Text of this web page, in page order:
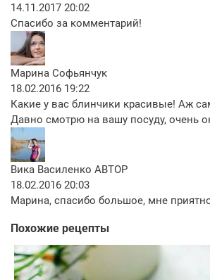
14.11.2017 20:02
Спасибо за комментарий!
Марина Софьянчук
18.02.2016 19:22
Какие у вас блинчики красивые! Аж
Давно смотрю на вашу посуду, очень
Вика Василенко АВТОР
18.02.2016 20:03
Марина, спасибо большое, мне
Похожие рецепты